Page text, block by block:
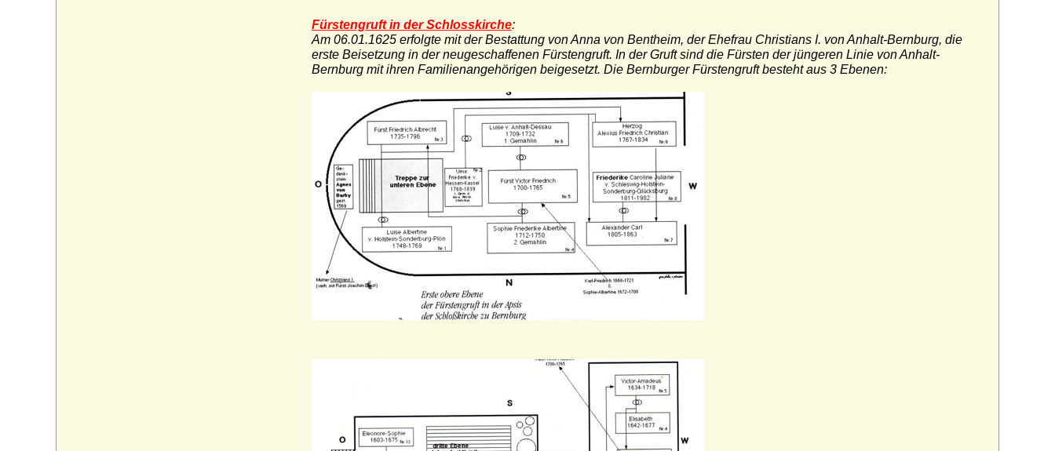
Fürstengruft in der Schlosskirche:
Am 06.01.1625 erfolgte mit der Bestattung von Anna von Bentheim, der Ehefrau Christians I. von Anhalt-Bernburg, die
erste Beisetzung in der neugeschaffenen Fürstengruft. In der Gruft sind die Fürsten der jüngeren Linie von Anhalt-
Bernburg mit ihren Familienangehörigen beigesetzt. Die Bernburger Fürstengruft besteht aus 3 Ebenen: